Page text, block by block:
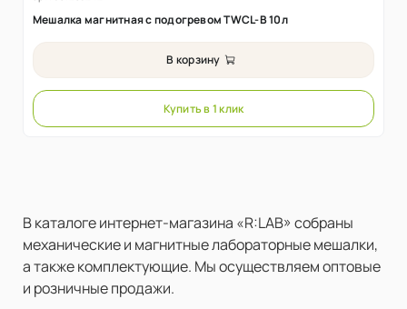
Мешалка магнитная с подогревом TWCL-B 10л
В корзину
Купить в 1 клик
В каталоге интернет-магазина «R:LAB» собраны
механические и магнитные лабораторные мешалки,
а также комплектующие. Мы осуществляем оптовые
и розничные продажи.